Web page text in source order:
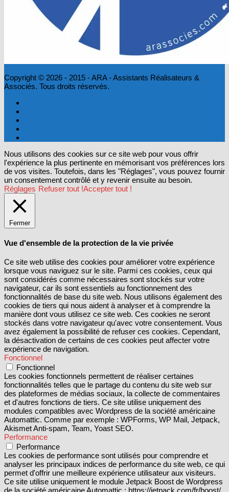
Copyright © 2026 - 2015 - ARA - Assistants Réalisateurs &
Associés. Tous droits réservés.
Nous utilisons des cookies sur ce site web pour vous offrir
l'expérience la plus pertinente en mémorisant vos préférences lors
de vos visites. Toutefois, dans les "Réglages", vous pouvez fournir
un consentement contrôlé et y revenir ensuite au besoin.
Réglages Refuser tout !Accepter tout !
Fermer
Vue d'ensemble de la protection de la vie privée
Ce site web utilise des cookies pour améliorer votre expérience
lorsque vous naviguez sur le site. Parmi ces cookies, ceux qui
sont considérés comme nécessaires sont stockés sur votre
navigateur, car ils sont essentiels au fonctionnement des
fonctionnalités de base du site web. Nous utilisons également des
cookies de tiers qui nous aident à analyser et à comprendre la
manière dont vous utilisez ce site web. Ces cookies ne seront
stockés dans votre navigateur qu'avec votre consentement. Vous
avez également la possibilité de refuser ces cookies. Cependant,
la désactivation de certains de ces cookies peut affecter votre
expérience de navigation.
Fonctionnel
Fonctionnel
Les cookies fonctionnels permettent de réaliser certaines
fonctionnalités telles que le partage du contenu du site web sur
des plateformes de médias sociaux, la collecte de commentaires
et d'autres fonctions de tiers. Ce site utilise uniquement des
modules compatibles avec Wordpress de la société américaine
Automattic. Comme par exemple : WPForms, WP Mail, Jetpack,
Akismet Anti-spam, Team, Yoast SEO.
Performance
Performance
Les cookies de performance sont utilisés pour comprendre et
analyser les principaux indices de performance du site web, ce qui
permet d'offrir une meilleure expérience utilisateur aux visiteurs.
Ce site utilise uniquement le module Jetpack Boost de Wordpress
de la société américaine Automattic : https://jetpack.com/fr/boost/